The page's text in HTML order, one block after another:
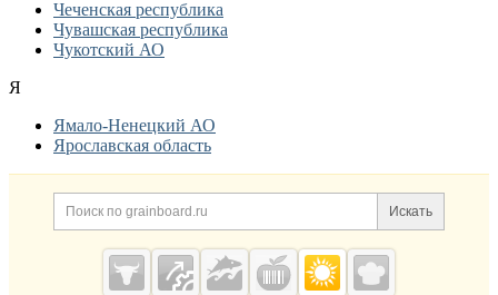
Чеченская республика
Чувашская республика
Чукотский АО
Я
Ямало-Ненецкий АО
Ярославская область
Дополнительная информация
Поиск по сайту и
Искать
Cсылки на полезные проекты